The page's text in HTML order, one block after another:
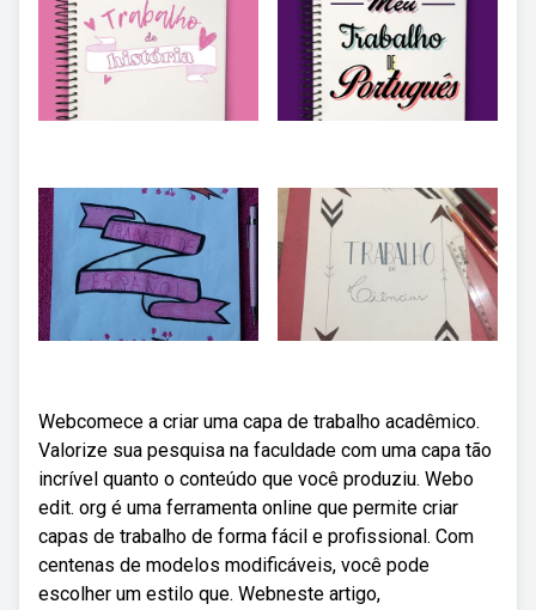
Webcomece a criar uma capa de trabalho acadêmico.
Valorize sua pesquisa na faculdade com uma capa tão
incrível quanto o conteúdo que você produziu. Webo
edit. org é uma ferramenta online que permite criar
capas de trabalho de forma fácil e profissional. Com
centenas de modelos modificáveis, você pode
escolher um estilo que. Webneste artigo,